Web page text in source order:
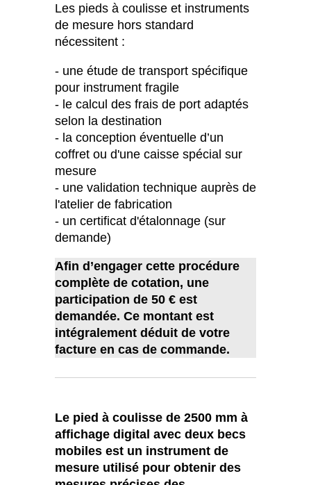
Les pieds à coulisse et instruments
de mesure hors standard
nécessitent :
- une étude de transport spécifique
pour instrument fragile
- le calcul des frais de port adaptés
selon la destination
- la conception éventuelle d’un
coffret ou d'une caisse spécial sur
mesure
- une validation technique auprès de
l'atelier de fabrication
- un certificat d'étalonnage (sur
demande)
Afin d’engager cette procédure
complète de cotation, une
participation de 50 € est
demandée. Ce montant est
intégralement déduit de votre
facture en cas de commande.
Le pied à coulisse de 2500 mm à
affichage digital avec deux becs
mobiles est un instrument de
mesure utilisé pour obtenir des